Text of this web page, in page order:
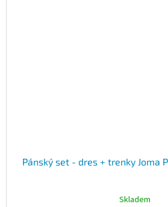
Pánský set - dres + trenky Joma
Skladem